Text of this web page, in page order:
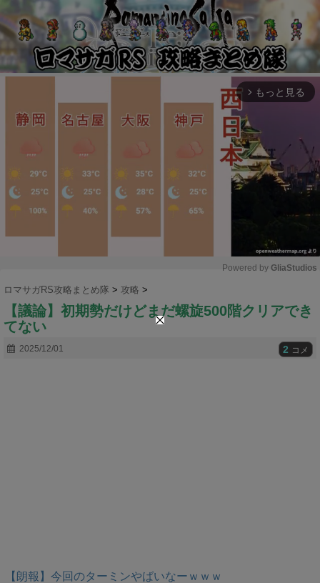
arrow_forward_ios もっと見る
u
Powered by GliaStudios
ロマサガRS攻略まとめ隊 > 攻略 >
【議論】初期勢だけどまだ螺旋500階クリアでき
てない
2025/12/01 2 コメ
【朗報】今回のターミンやばいなーｗｗｗ